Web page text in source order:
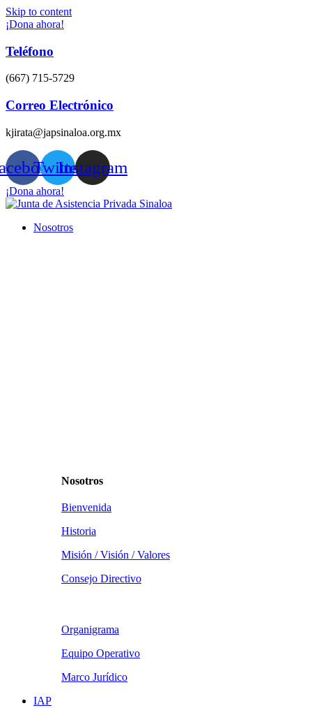
Skip to content
¡Dona ahora!
Teléfono
(667) 715-5729
Correo Electrónico
kjirata@japsinaloa.org.mx
TwitterInstagram
¡Dona ahora!
Nosotros
Nosotros
Bienvenida
Historia
Misión / Visión / Valores
Consejo Directivo
Organigrama
Equipo Operativo
Marco Jurídico
IAP